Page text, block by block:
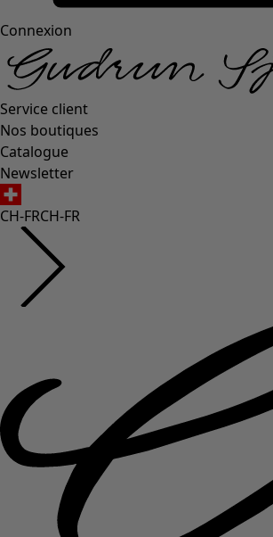
Connexion
Service client
Nos boutiques
Catalogue
Newsletter
CH-FRCH-FR